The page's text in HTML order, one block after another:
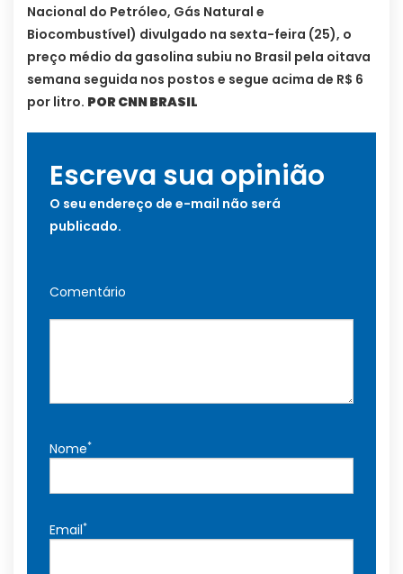
Nacional do Petróleo, Gás Natural e
Biocombustível) divulgado na sexta-feira (25), o
preço médio da gasolina subiu no Brasil pela oitava
semana seguida nos postos e segue acima de R$ 6
por litro. POR CNN BRASIL
Escreva sua opinião
O seu endereço de e-mail não será
publicado.
Comentário
Nome*
Email*